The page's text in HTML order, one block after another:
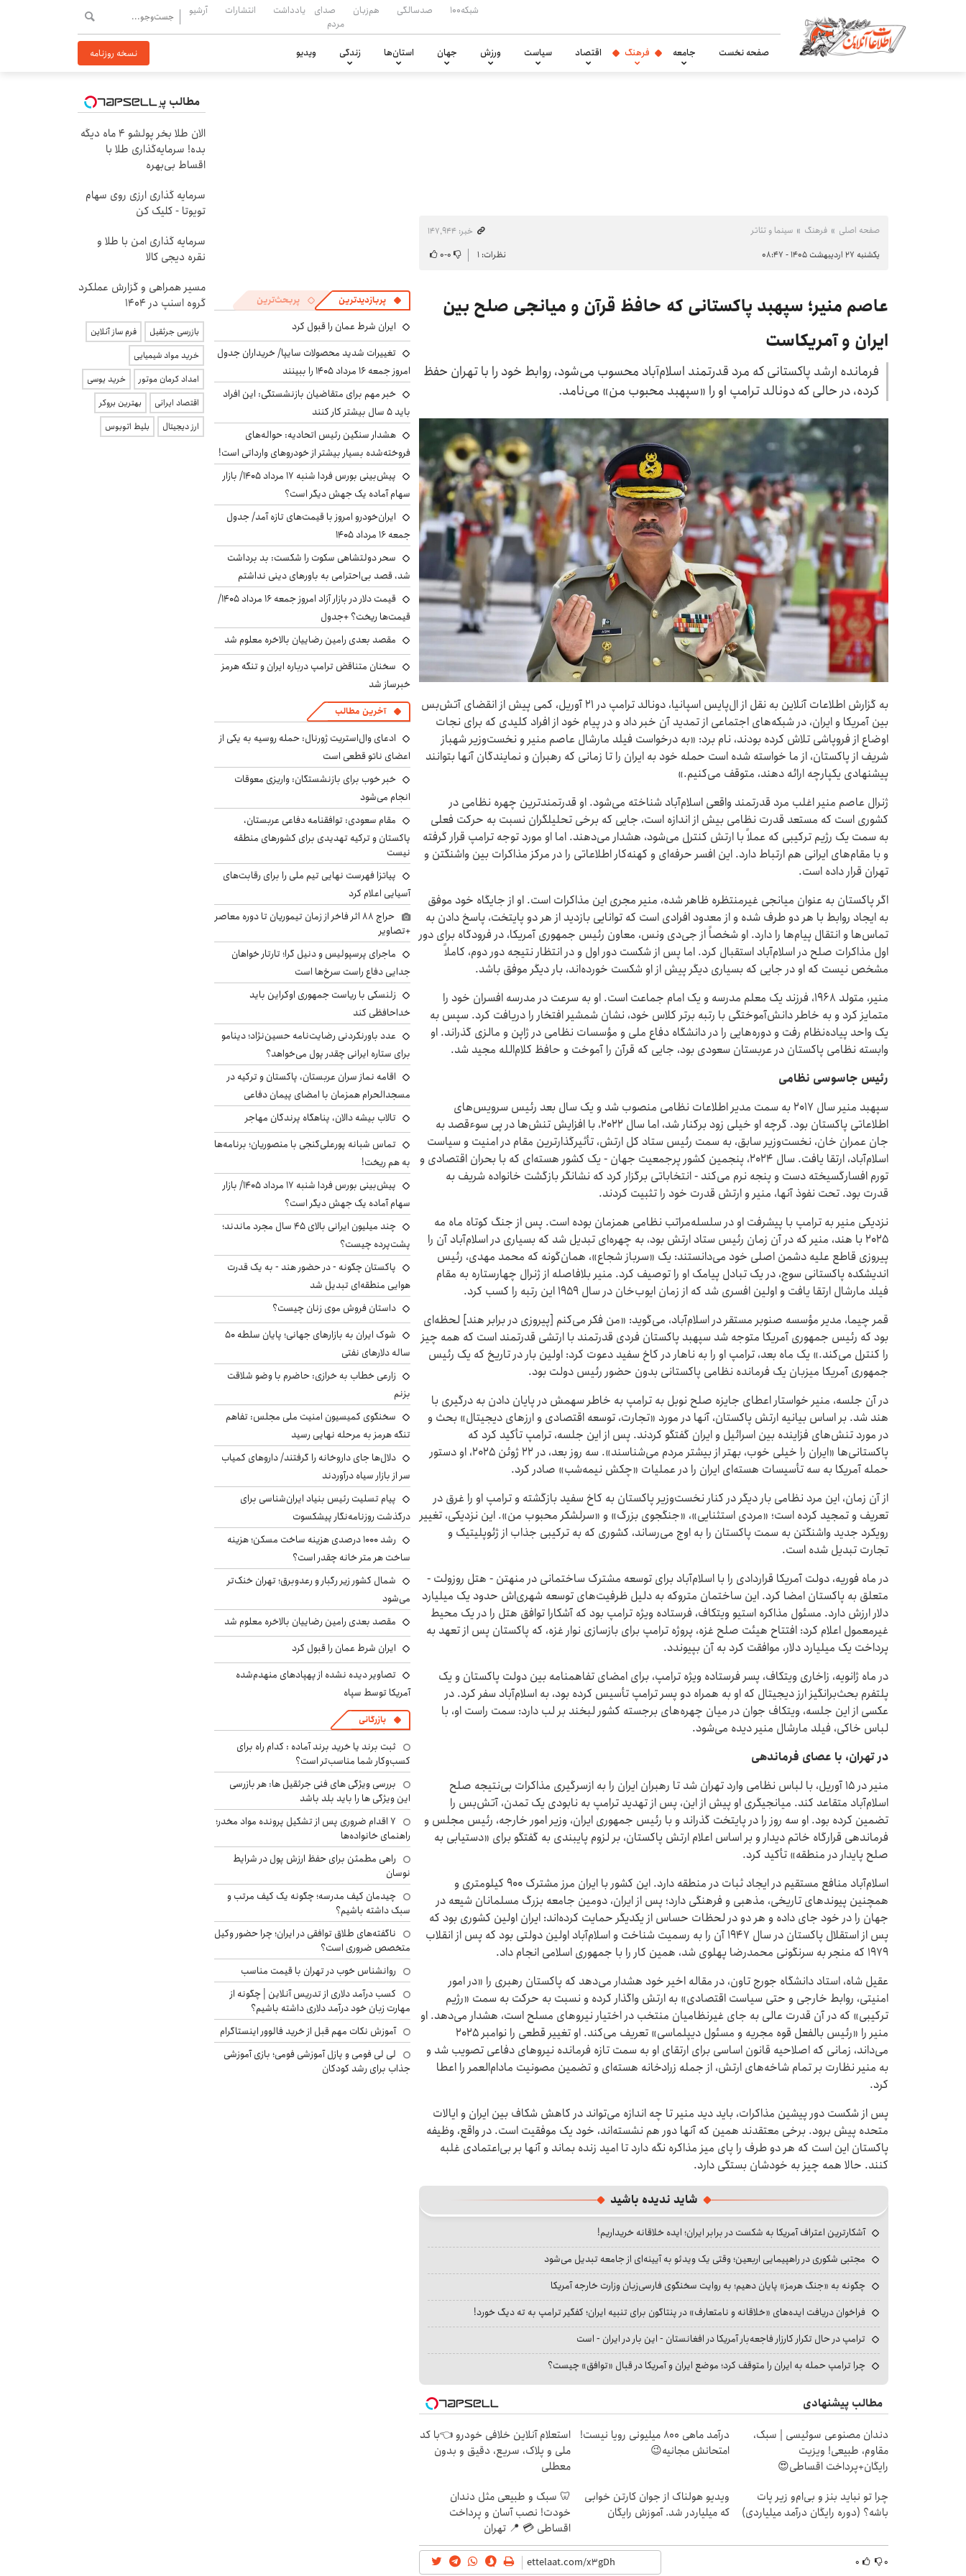
شبکه۱۰۰ صدسالگی هم‌زبان
صدای
مردم
یادداشت انتشارات آرشیو
صفحه نخست جامعه فرهنگ اقتصاد سیاست ورزش جهان استان‌ها زندگی ویدیو نسخه روزنامه
صفحه اصلی فرهنگ سینما و تئاتر
خبر: ۱۴۷٬۹۴۴
یکشنبه ۲۷ اردیبهشت ۱۴۰۵ - ۰۸:۴۷
نظرات: ۱ ۰-۰
عاصم منیر؛ سپهبد پاکستانی که حافظ قرآن و میانجی صلح بین
ایران و آمریکاست
فرمانده ارشد پاکستانی که مرد قدرتمند اسلام‌آباد محسوب می‌شود، روابط خود را با تهران حفظ
کرده، در حالی که دونالد ترامپ او را «سپهبد محبوب من» می‌نامد.
به گزارش اطلاعات آنلاین به نقل از ال‌پایس اسپانیا، دونالد ترامپ در ۲۱ آوریل، کمی پیش از انقضای آتش‌بس
بین آمریکا و ایران، در شبکه‌های اجتماعی از تمدید آن خبر داد و در پیام خود از افراد کلیدی که برای نجات
اوضاع از فروپاشی تلاش کرده بودند، نام برد: «به درخواست فیلد مارشال عاصم منیر و نخست‌وزیر شهباز
شریف از پاکستان، از ما خواسته شده است حمله خود به ایران را تا زمانی که رهبران و نمایندگان آنها بتوانند
پیشنهادی یکپارچه ارائه دهند، متوقف می‌کنیم.»
ژنرال عاصم منیر اغلب مرد قدرتمند واقعی اسلام‌آباد شناخته می‌شود. او قدرتمندترین چهره نظامی در
کشوری است که مستعد قدرت نظامی بیش از اندازه است، جایی که برخی تحلیلگران نسبت به حرکت فعلی
به سمت یک رژیم ترکیبی که عملاً با ارتش کنترل می‌شود، هشدار می‌دهند. اما او مورد توجه ترامپ قرار گرفته
و با مقام‌های ایرانی هم ارتباط دارد. این افسر حرفه‌ای و کهنه‌کار اطلاعاتی را در مرکز مذاکرات بین واشنگتن و
تهران قرار داده است.
اگر پاکستان به عنوان میانجی غیرمنتظره ظاهر شده، منیر مجری این مذاکرات است. او از جایگاه خود موفق
به ایجاد روابط با هر دو طرف شده و از معدود افرادی است که توانایی بازدید از هر دو پایتخت، پاسخ دادن به
تماس‌ها و انتقال پیام‌ها را دارد. او شخصاً از جی‌دی ونس، معاون رئیس جمهوری آمریکا، در فرودگاه برای دور
اول مذاکرات صلح در اسلام‌آباد استقبال کرد. اما پس از شکست دور اول و در انتظار نتیجه دور دوم، کاملاً
مشخص نیست که او در جایی که بسیاری دیگر پیش از او شکست خورده‌اند، بار دیگر موفق باشد.
منیر، متولد ۱۹۶۸، فرزند یک معلم مدرسه و یک امام جماعت است. او به سرعت در مدرسه افسران خود را
متمایز کرد و به خاطر دانش‌آموختگی با رتبه برتر کلاس خود، نشان شمشیر افتخار را دریافت کرد. سپس به
یک واحد پیاده‌نظام رفت و دوره‌هایی را در دانشگاه دفاع ملی و مؤسسات نظامی در ژاپن و مالزی گذراند. او
وابسته نظامی پاکستان در عربستان سعودی بود، جایی که قرآن را آموخت و حافظ کلام‌الله مجید شد.
رئیس جاسوسی نظامی
سپهبد منیر سال ۲۰۱۷ به سمت مدیر اطلاعات نظامی منصوب شد و یک سال بعد رئیس سرویس‌های
اطلاعاتی پاکستان بود. گرچه او خیلی زود برکنار شد، اما سال ۲۰۲۲، با افزایش تنش‌ها در پی سوءقصد به
جان عمران خان، نخست‌وزیر سابق، به سمت رئیس ستاد کل ارتش، تأثیرگذارترین مقام در امنیت و سیاست
اسلام‌آباد، ارتقا یافت. سال ۲۰۲۴، پنجمین کشور پرجمعیت جهان - یک کشور هسته‌ای که با بحران اقتصادی و
تورم افسارگسیخته دست و پنجه نرم می‌کند - انتخاباتی برگزار کرد که نشانگر بازگشت خانواده شریف به
قدرت بود. تحت نفوذ آنها، منیر و ارتش قدرت خود را تثبیت کردند.
نزدیکی منیر به ترامپ با پیشرفت او در سلسله‌مراتب نظامی همزمان بوده است. پس از جنگ کوتاه ماه مه
2025 با هند، منیر که در آن زمان رئیس ستاد ارتش بود، به چهره‌ای تبدیل شد که بسیاری در اسلام‌آباد آن را
پیروزی قاطع علیه دشمن اصلی خود می‌دانستند: یک «سرباز شجاع»، همان‌گونه که محمد مهدی، رئیس
اندیشکده پاکستانی سوچ، در یک تبادل پیامک او را توصیف کرد. منیر بلافاصله از ژنرال چهارستاره به مقام
فیلد مارشال ارتقا یافت و اولین افسری شد که از زمان ایوب‌خان در سال 1959 این رتبه را کسب کرد.
قمر چیما، مدیر مؤسسه صنوبر مستقر در اسلام‌آباد، می‌گوید: «من فکر می‌کنم [پیروزی در برابر هند] لحظه‌ای
بود که رئیس جمهوری آمریکا متوجه شد سپهبد پاکستان فردی قدرتمند با ارتشی قدرتمند است که همه چیز
را کنترل می‌کند.» یک ماه بعد، ترامپ او را به ناهار در کاخ سفید دعوت کرد: اولین بار در تاریخ که یک رئیس
جمهوری آمریکا میزبان یک فرمانده نظامی پاکستانی بدون حضور رئیس دولت بود.
در آن جلسه، منیر خواستار اعطای جایزه صلح نوبل به ترامپ به خاطر سهمش در پایان دادن به درگیری با
هند شد. بر اساس بیانیه ارتش پاکستان، آنها در مورد «تجارت، توسعه اقتصادی و ارزهای دیجیتال» بحث و
در مورد تنش‌های فزاینده بین اسرائیل و ایران گفتگو کردند. پس از این جلسه، ترامپ تأکید کرد که
پاکستانی‌ها «ایران را خیلی خوب، بهتر از بیشتر مردم می‌شناسند». سه روز بعد، در ۲۲ ژوئن ۲۰۲۵، او دستور
حمله آمریکا به سه تأسیسات هسته‌ای ایران را در عملیات «چکش نیمه‌شب» صادر کرد.
از آن زمان، این مرد نظامی بار دیگر در کنار نخست‌وزیر پاکستان به کاخ سفید بازگشته و ترامپ او را غرق در
تعریف و تمجید کرده است؛ «مردی استثنایی»، «جنگجوی بزرگ» و «سرلشکر محبوب من». این نزدیکی، تغییر
رویکرد جدید واشنگتن به سمت پاکستان را به اوج می‌رساند، کشوری که به ترکیبی جذاب از ژئوپلیتیک و
تجارت تبدیل شده است.
در ماه فوریه، دولت آمریکا قراردادی را با اسلام‌آباد برای توسعه مشترک ساختمانی در منهتن - هتل روزولت -
متعلق به پاکستان امضا کرد. این ساختمان متروکه به دلیل ظرفیت‌های توسعه شهری‌اش حدود یک میلیارد
دلار ارزش دارد. مسئول مذاکره استیو ویتکاف، فرستاده ویژه ترامپ بود که آشکارا توافق هتل را در یک محیط
غیرمعمول اعلام کرد: افتتاح هیئت صلح غزه، پروژه ترامپ برای بازسازی نوار غزه، که پاکستان پس از تعهد به
پرداخت یک میلیارد دلار، موافقت کرد به آن بپیوندد.
در ماه ژانویه، زاخاری ویتکاف، پسر فرستاده ویژه ترامپ، برای امضای تفاهمنامه بین دولت پاکستان و یک
پلتفرم بحث‌برانگیز ارز دیجیتال که او به همراه دو پسر ترامپ تأسیس کرده بود، به اسلام‌آباد سفر کرد. در
عکسی از این جلسه، ویتکاف جوان در میان چهره‌های برجسته کشور لبخند بر لب دارد: سمت راست او، با
لباس خاکی، فیلد مارشال منیر دیده می‌شود.
در تهران، با عصای فرماندهی
منیر در ۱۵ آوریل، با لباس نظامی وارد تهران شد تا رهبران ایران را به ازسرگیری مذاکرات بی‌نتیجه صلح
اسلام‌آباد متقاعد کند. میانجیگری او پیش از این، پس از تهدید ترامپ به نابودی یک تمدن، آتش‌بس را
تضمین کرده بود. او سه روز را در پایتخت گذراند و با رئیس جمهوری ایران، وزیر امور خارجه، رئیس مجلس و
فرماندهی قرارگاه خاتم دیدار و بر اساس اعلام ارتش پاکستان، بر لزوم پایبندی به گفتگو برای «دستیابی به
صلح پایدار در منطقه» تأکید کرد.
اسلام‌آباد منافع مستقیم در ایجاد ثبات در منطقه دارد. این کشور با ایران مرز مشترک ۹۰۰ کیلومتری و
همچنین پیوندهای تاریخی، مذهبی و فرهنگی دارد؛ پس از ایران، دومین جامعه بزرگ مسلمانان شیعه در
جهان را در خود جای داده و هر دو در لحظات حساس از یکدیگر حمایت کرده‌اند: ایران اولین کشوری بود که
پس از استقلال پاکستان در سال ۱۹۴۷ آن را به رسمیت شناخت و اسلام‌آباد اولین دولتی بود که پس از انقلاب
۱۹۷۹ که منجر به سرنگونی محمدرضا پهلوی شد، همین کار را با جمهوری اسلامی انجام داد.
عقیل شاه، استاد دانشگاه جورج تاون، در مقاله اخیر خود هشدار می‌دهد که پاکستان رهبری را «در امور
امنیتی، روابط خارجی و حتی سیاست اقتصادی» به ارتش واگذار کرده و نسبت به حرکت به سمت «رژیم
ترکیبی» که در آن قدرت عالی به جای غیرنظامیان منتخب در اختیار نیروهای مسلح است، هشدار می‌دهد. او
منیر را «رئیس بالفعل قوه مجریه و مسئول دیپلماسی» تعریف می‌کند. او تغییر قطعی را نوامبر 2025
می‌داند، زمانی که اصلاحیه قانون اساسی برای ارتقای او به سمت تازه فرمانده نیروهای دفاعی تصویب شد و
به منیر نظارت بر تمام شاخه‌های ارتش، از جمله زرادخانه هسته‌ای و تضمین مصونیت مادام‌العمر را اعطا
کرد.
پس از شکست دور پیشین مذاکرات، باید دید منیر تا چه اندازه می‌تواند در کاهش شکاف بین ایران و ایالات
متحده پیش برود. برخی معتقدند همین که آنها دور هم نشسته‌اند، خود یک موفقیت است. در واقع، وظیفه
پاکستان این است که هر دو طرف را پای میز مذاکره نگه دارد تا امید زنده بماند و آنها بر بی‌اعتمادی غلبه
کنند. حالا همه چیز به خودشان بستگی دارد.
شاید ندیده باشید
آشکارترین اعتراف آمریکا به شکست در برابر ایران؛ ایده خلاقانه خریداریم!
مجتبی شکوری در راهپیمایی اربعین؛ وقتی یک ویدئو به آیینه‌ای از جامعه تبدیل می‌شود
چگونه به «جنگ هرمز» پایان دهیم؛ به روایت سخنگوی فارسی‌زبان وزارت خارجه آمریکا
فراخوان دریافت ایده‌های «خلاقانه و نامتعارف» در پنتاگون برای تنبیه ایران؛ کفگیر ترامپ به ته دیگ خورد!
ترامپ در حال تکرار کارزار فاجعه‌بار آمریکا در افغانستان - این بار در ایران - است
چرا ترامپ حمله به ایران را متوقف کرد؛ موضع ایران و آمریکا در قبال «توافق» چیست؟
مطالب پیشنهادی
دندان مصنوعی سوئیسی | سبک،
مقاوم، طبیعی! ویزیت
رایگان+پرداخت اقساطی😍
درآمد ماهی 800 میلیونی رویا نیست!
امتحانش مجانیه😉
استعلام آنلاین خلافی خودرو 👈با کد
ملی و پلاک، سریع، دقیق و بدون
معطلی
چرا تو نباید بنز و بی‌ام‌و زیر پات
باشه؟ (دوره رایگان درآمد میلیاردی)
ویدیو هولناک از جوان کارتن خوابی
که میلیاردر شد. آموزش رایگان
🦷 سبک و طبیعی مثل دندان
خودت! نصب آسان و پرداخت
اقساطی 💳 📍 تهران
۰ ۰
پربازدیدترین پربحث‌ترین
ایران شرط عمان را قبول کرد
تغییرات شدید محصولات سایپا/ خریداران جدول
امروز جمعه ۱۶ مرداد ۱۴۰۵ را ببینند
خبر مهم برای متقاضیان بازنشستگی: این افراد
باید ۵ سال بیشتر کار کنند
هشدار سنگین رئیس اتحادیه: حواله‌های
فروخته‌شده بسیار بیشتر از خودروهای وارداتی است!
پیش‌بینی بورس فردا شنبه ۱۷ مرداد ۱۴۰۵/ بازار
سهام آماده یک جهش دیگر است؟
ایران‌خودرو امروز با قیمت‌های تازه آمد/ جدول
جمعه ۱۶ مرداد ۱۴۰۵
سحر دولتشاهی سکوت را شکست: بد برداشت
شد، قصد بی‌احترامی به باورهای دینی نداشتم
قیمت دلار در بازار آزاد امروز جمعه ۱۶ مرداد ۱۴۰۵/
قیمت‌ها ریخت؟ +جدول
مقصد بعدی رامین رضاییان بالاخره معلوم شد
سخنان متناقض ترامپ درباره ایران و تنگه هرمز
خبرساز شد
آخرین مطالب
ادعای وال‌استریت ژورنال: حمله روسیه به یکی از
اعضای ناتو قطعی است
خبر خوب برای بازنشستگان: واریزی معوقات
انجام می‌شود
مقام سعودی: توافقنامه دفاعی عربستان،
پاکستان و ترکیه تهدیدی برای کشورهای منطقه
نیست
پیاتزا فهرست نهایی تیم ملی را برای رقابت‌های
آسیایی اعلام کرد
حراج ۸۸ اثر فاخر از زمان تیموریان تا دوره معاصر
+تصاویر
ماجرای پرسپولیس و دنیل گرا؛ تارتار خواهان
جدایی دفاع راست سرخ‌ها است
زلنسکی با ریاست جمهوری اوکراین باید
خداحافظی کند
عدد باورنکردنی رضایت‌نامه حسین‌نژاد؛ دینامو
برای ستاره ایرانی چقدر پول می‌خواهد؟
اقامه نماز سران عربستان، پاکستان و ترکیه در
مسجدالحرام همزمان با امضای پیمان دفاعی
تالاب بیشه دالان، پناهگاه پرندگان مهاجر
تماس شبانه پورعلی‌گنجی با منصوریان؛ برنامه‌ها
به هم ریخت!
پیش‌بینی بورس فردا شنبه ۱۷ مرداد ۱۴۰۵/ بازار
سهام آماده یک جهش دیگر است؟
چند میلیون ایرانی بالای ۴۵ سال مجرد ماندند؛
پشت‌پرده چیست؟
پاکستان چگونه - در حضور هند - به یک قدرت
هوایی منطقه‌ای تبدیل شد
داستان فروش موی زنان چیست؟
شوک ایران به بازارهای جهانی؛ پایان سلطه ۵۰
ساله دلارهای نفتی
زارعی خطاب به خرازی: حاضرم با وضو شلاقت
بزنم
سخنگوی کمیسیون امنیت ملی مجلس: تفاهم
تنگه هرمز به مرحله نهایی رسید
دلال‌ها جای داروخانه را گرفتند/ داروهای کمیاب
سر از بازار سیاه درآوردند
پیام تسلیت رئیس بنیاد ایران‌شناسی برای
درگذشت روزنامه‌نگار پیشکسوت
رشد ۱۰۰۰ درصدی هزینه ساخت مسکن؛ هزینه
ساخت هر متر خانه چقدر است؟
شمال کشور زیر رگبار و رعدوبرق؛ تهران خنک‌تر
می‌شود
مقصد بعدی رامین رضاییان بالاخره معلوم شد
ایران شرط عمان را قبول کرد
تصاویر دیده نشده از پهپادهای منهدم‌شده
آمریکا توسط سپاه
بازرگانی
ثبت برند یا خرید برند آماده : کدام راه برای
کسب‌وکار شما مناسب‌تر است؟
بررسی ویژگی های فنی جرثقیل ها: هر بازرسی
این ویژگی ها را باید بلد باشد
۷ اقدام ضروری پس از تشکیل پرونده مواد مخدر؛
راهنمای خانواده‌ها
راهی مطمئن برای حفظ ارزش پول در شرایط
نوسان
چیدمان کیف مدرسه؛ چگونه یک کیف مرتب و
سبک داشته باشیم؟
ناگفته‌های طلاق توافقی در ایران؛ چرا حضور وکیل
متخصص ضروری است؟
روانشناس خوب در تهران با قیمت مناسب
کسب درآمد دلاری از تدریس آنلاین | چگونه از
مهارت زبان خود درآمد دلاری داشته باشیم؟
آموزش نکات مهم قبل از خرید فالوور اینستاگرام
لی لی فومی و پازل آموزشی فومی؛ بازی آموزشی
جذاب برای رشد کودکان
مطالب پیشنهادی
الان طلا بخر پولشو 4 ماه دیگه
بده! سرمایه‌گذاری طلا با
اقساط بی‌بهره
سرمایه گذاری ارزی روی سهام
تویوتا - کلیک کن
سرمایه گذاری امن با طلا و
نقره دیجی کالا
مسیر همراهی و گزارش عملکرد
گروه اسنپ در ۱۴۰۴
بازرسی جرثقیل
فرم ساز آنلاین
خرید مواد شیمیایی
امداد کرمان موتور
خرید یوسی
اقتصاد ایرانی
بهترین بروکر
ارز دیجیتال
بلیط اتوبوس